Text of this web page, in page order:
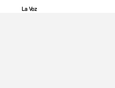
La Voz